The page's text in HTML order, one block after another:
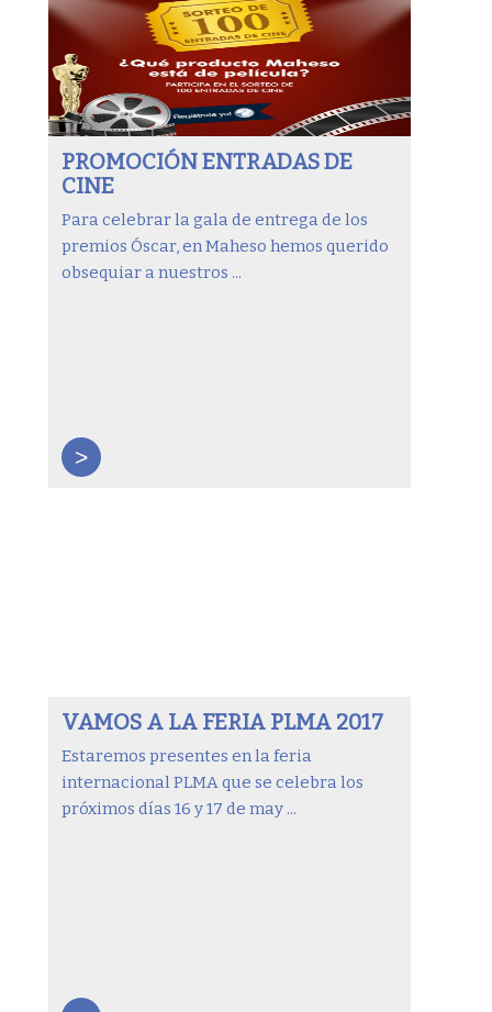
PROMOCIÓN ENTRADAS DE
CINE
Para celebrar la gala de entrega de los
premios Óscar, en Maheso hemos querido
obsequiar a nuestros ...
>
VAMOS A LA FERIA PLMA 2017
Estaremos presentes en la feria
internacional PLMA que se celebra los
próximos días 16 y 17 de may ...